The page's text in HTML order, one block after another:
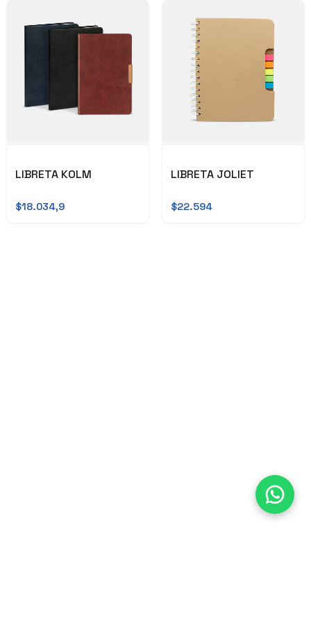
LIBRETA KOLM
$18.034,9
LIBRETA JOLIET
$22.594